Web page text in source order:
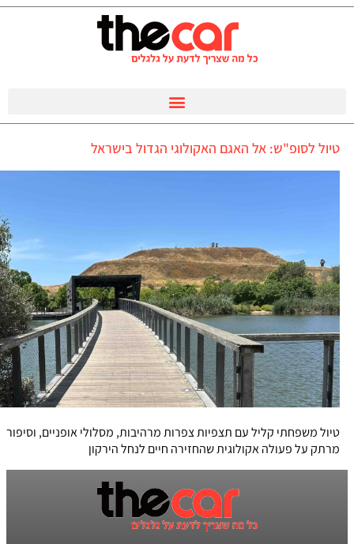
טיול לסופ"ש: אל האגם האקולוגי הגדול בישראל
טיול משפחתי קליל עם תצפיות צפרות מרהיבות, מסלולי אופניים, וסיפור
מרתק על פעולה אקולוגית שהחזירה חיים לנחל הירקון